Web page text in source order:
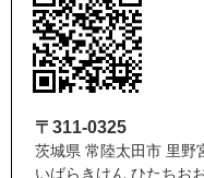
〒311-0325
茨城県 常陸太田市 里野
いばらきけん ひたちお